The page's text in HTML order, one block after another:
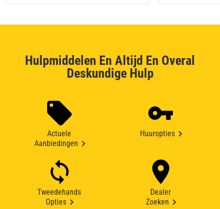
Hulpmiddelen En Altijd En Overal
Deskundige Hulp
Actuele
Aanbiedingen
Huuropties
Tweedehands
Opties
Dealer
Zoeken